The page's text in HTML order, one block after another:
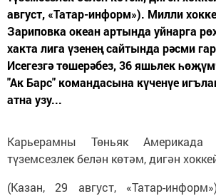
август, «Татар-информ»). Милли
Зариповка океан артында уйнарга
хакта лига үзенең сайтында рәсми
Исегезгә төшерәбез, 36 яшьлек
"Ак Барс" командасына күченүе
атна узу...
Карьерамны Төньяк Америкада
түземсезлек белән көтәм, дигән
(Казан, 29 август, «Татар-